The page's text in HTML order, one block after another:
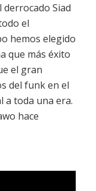
derrocado Siad
el
hemos elegido
que más éxito
el gran
del funk en el
a toda una era.
hace